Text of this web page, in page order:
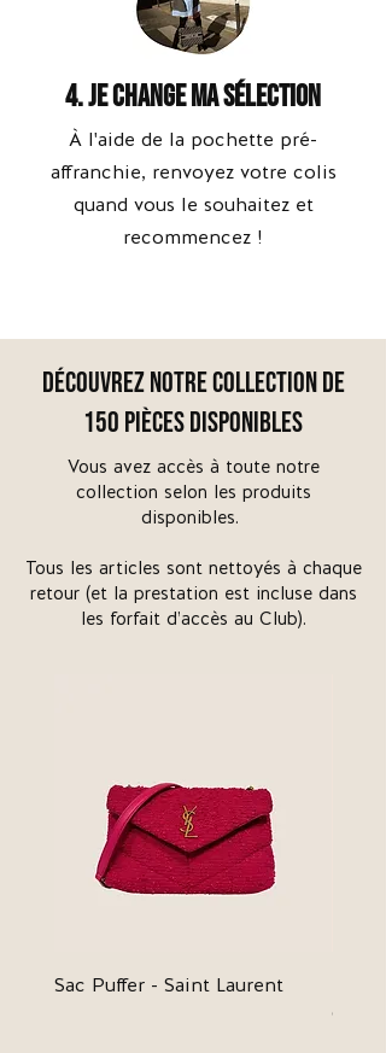
4. Je change ma sélection
À l'aide de la pochette pré-
affranchie, renvoyez votre colis
quand vous le souhaitez et
recommencez !
DÉCOUVREZ NOTRE COLLECTION DE
150 PIÈCES DISPONIBLES
Vous avez accès à toute notre
collection selon les produits
disponibles.
Tous les articles sont nettoyés à chaque
retour (et la prestation est incluse dans
les forfait d’accès au Club).
Sac Puffer - Saint Laurent
Céline